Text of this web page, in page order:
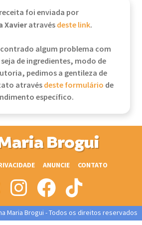
foi enviada por
Xavieratravésdeste link.
algum problema com
de ingredientes, modo de
pedimos a gentileza de
atravésdeste formulário de
específico.
Brogui
ANUNCIE CONTATO
Maria Brogui - Todos os direitos reservados